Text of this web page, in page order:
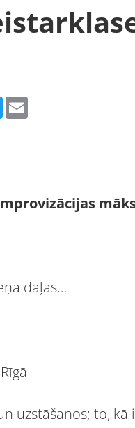
Twitter
daļas…
uzstāšanos; to, kā